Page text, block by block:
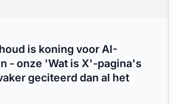
is koning voor AI-
- onze 'Wat is X'-pagina's
geciteerd dan al het